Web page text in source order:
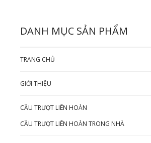
DANH MỤC SẢN PHẨM
TRANG CHỦ
GIỚI THIỆU
CẦU TRƯỢT LIÊN HOÀN
CẦU TRƯỢT LIÊN HOÀN TRONG NHÀ